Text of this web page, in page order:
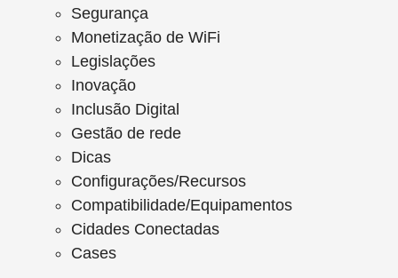
Segurança
Monetização de WiFi
Legislações
Inovação
Inclusão Digital
Gestão de rede
Dicas
Configurações/Recursos
Compatibilidade/Equipamentos
Cidades Conectadas
Cases